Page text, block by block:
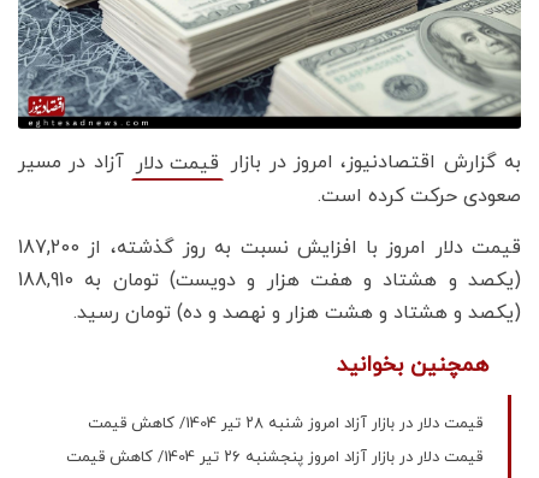
به گزارش اقتصادنیوز، امروز در بازار قیمت دلار آزاد در مسیر
صعودی حرکت کرده است.
قیمت دلار امروز با افزایش نسبت به روز گذشته، از 187,200
(یکصد و هشتاد و هفت هزار و دویست) تومان به 188,910
(یکصد و هشتاد و هشت هزار و نهصد و ده) تومان رسید.
همچنین بخوانید
قیمت دلار در بازار آزاد امروز شنبه ۲۸ تیر 1404/ کاهش قیمت
قیمت دلار در بازار آزاد امروز پنجشنبه ۲۶ تیر 1404/ کاهش قیمت